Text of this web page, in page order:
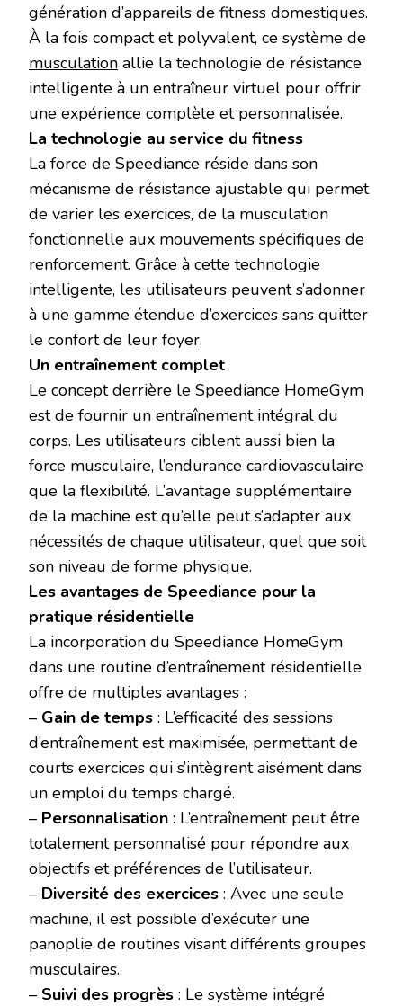
génération d’appareils de fitness domestiques.
À la fois compact et polyvalent, ce système de
musculation allie la technologie de résistance
intelligente à un entraîneur virtuel pour offrir
une expérience complète et personnalisée.
La technologie au service du fitness
La force de Speediance réside dans son
mécanisme de résistance ajustable qui permet
de varier les exercices, de la musculation
fonctionnelle aux mouvements spécifiques de
renforcement. Grâce à cette technologie
intelligente, les utilisateurs peuvent s’adonner
à une gamme étendue d’exercices sans quitter
le confort de leur foyer.
Un entraînement complet
Le concept derrière le Speediance HomeGym
est de fournir un entraînement intégral du
corps. Les utilisateurs ciblent aussi bien la
force musculaire, l’endurance cardiovasculaire
que la flexibilité. L’avantage supplémentaire
de la machine est qu’elle peut s’adapter aux
nécessités de chaque utilisateur, quel que soit
son niveau de forme physique.
Les avantages de Speediance pour la
pratique résidentielle
La incorporation du Speediance HomeGym
dans une routine d’entraînement résidentielle
offre de multiples avantages :
– Gain de temps : L’efficacité des sessions
d’entraînement est maximisée, permettant de
courts exercices qui s’intègrent aisément dans
un emploi du temps chargé.
– Personnalisation : L’entraînement peut être
totalement personnalisé pour répondre aux
objectifs et préférences de l’utilisateur.
– Diversité des exercices : Avec une seule
machine, il est possible d’exécuter une
panoplie de routines visant différents groupes
musculaires.
– Suivi des progrès : Le système intégré